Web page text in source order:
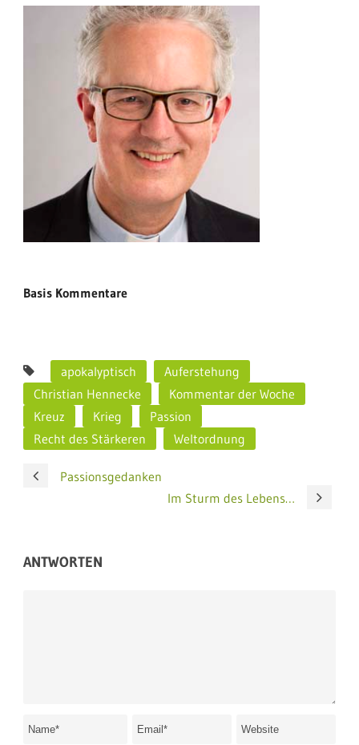
Basis Kommentare
apokalyptisch
Auferstehung
Christian Hennecke
Kommentar der Woche
Kreuz
Krieg
Passion
Recht des Stärkeren
Weltordnung
Passionsgedanken
Im Sturm des Lebens…
ANTWORTEN